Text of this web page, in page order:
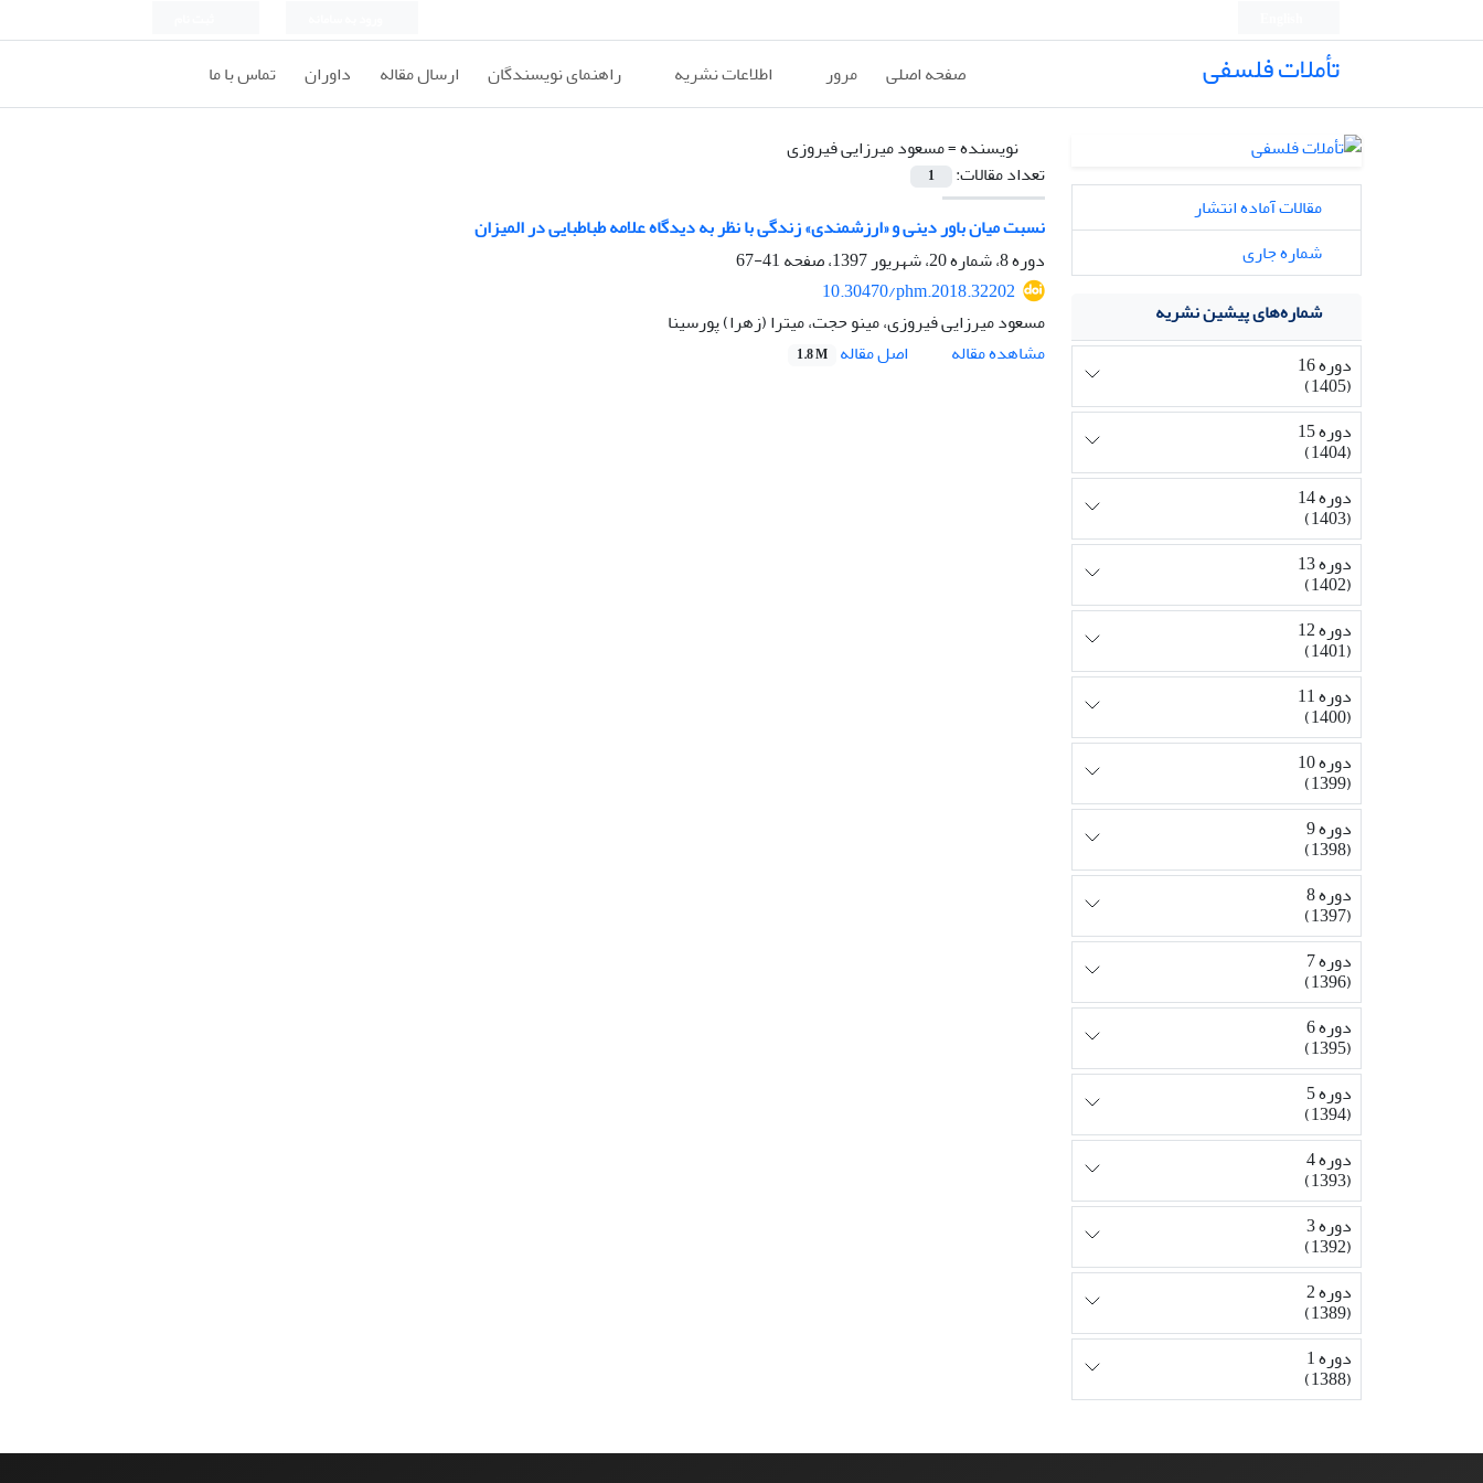
تأملات فلسفی صفحه اصلی مرور اطلاعات نشریه راهنمای نویسندگان ارسال مقاله داوران تماس با ما
نویسنده =مسعود میرزایی فیروزی
تعداد مقالات:
1
نسبت میان باور دینی و «ارزشمندی» زندگی با نظر به دیدگاه علامه طباطبایی در المیزان
دوره 8، شماره 20، شهریور 1397، صفحه
41-67
10.30470/phm.2018.32202
مسعود میرزایی فیروزی، مینو حجت، میترا (زهرا) پورسینا
مشاهده مقاله
اصل مقاله 1.8 M
مقالات آماده انتشار
شماره جاری
شماره‌های پیشین نشریه
دوره 16
(1405)
دوره 15
(1404)
دوره 14
(1403)
دوره 13
(1402)
دوره 12
(1401)
دوره 11
(1400)
دوره 10
(1399)
دوره 9
(1398)
دوره 8
(1397)
دوره 7
(1396)
دوره 6
(1395)
دوره 5
(1394)
دوره 4
(1393)
دوره 3
(1392)
دوره 2
(1389)
دوره 1
(1388)